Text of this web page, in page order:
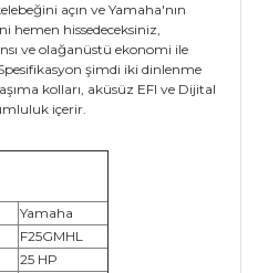
açın ve Yamaha'nın
hemen hissedeceksiniz,
ve olağanüstü ekonomi ile
şimdi iki dinlenme
kolları, aküsüz EFI ve Dijital
içerir.
Yamaha
F25GMHL
25 HP